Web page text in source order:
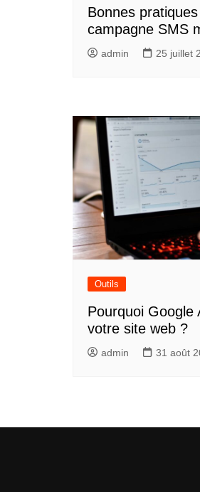
Bonnes
campagne SMS
admin 25 juillet
Outils
Pourquoi Google
votre site web ?
admin 31 août